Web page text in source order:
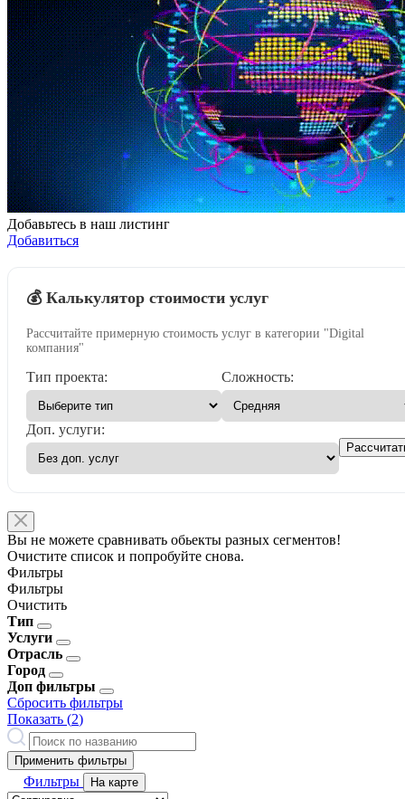
Добавьтесь в наш листинг
Добавиться
💰 Калькулятор стоимости услуг
Рассчитайте примерную стоимость услуг в категории "Digital
компания"
Тип проекта: Сложность:
Доп. услуги:
Вы не можете сравнивать обьекты разных сегментов!
Очистите список и попробуйте снова.
Фильтры
Фильтры
Очистить
Тип
Услуги
Отрасль
Город
Доп фильтры
Сбросить фильтры
Показать (2)
Применить фильтры
Фильтры На карте